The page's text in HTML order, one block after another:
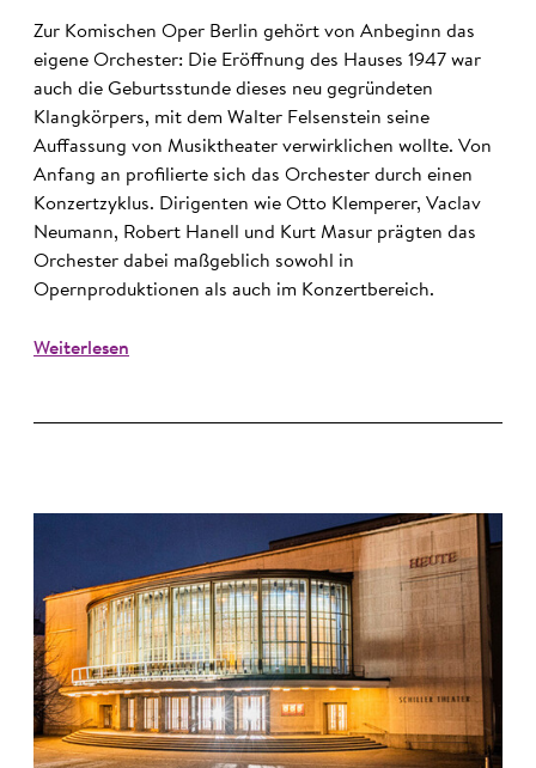
Zur Komischen Oper Berlin gehört von Anbeginn das
eigene Orchester: Die Eröffnung des Hauses 1947 war
auch die Geburtsstunde dieses neu gegründeten
Klangkörpers, mit dem Walter Felsenstein seine
Auffassung von Musiktheater verwirklichen wollte. Von
Anfang an profilierte sich das Orchester durch einen
Konzertzyklus. Dirigenten wie Otto Klemperer, Vaclav
Neumann, Robert Hanell und Kurt Masur prägten das
Orchester dabei maßgeblich sowohl in
Opernproduktionen als auch im Konzertbereich.
Weiterlesen